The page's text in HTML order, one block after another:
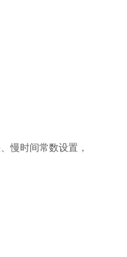
慢时间常数设置，